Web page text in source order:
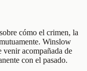
cómo el crimen, la
Winslow
venir acompañada de
con el pasado.